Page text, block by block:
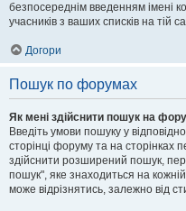
безпосереднім введенням імені
учасників з ваших списків на тій
Догори
Пошук по форумах
Як мені здійснити пошук на
Введіть умови пошуку у
сторінці форуму та на сторінках
здійснити розширений пошук,
пошук", яке знаходиться на
може відрізнятись, залежно від